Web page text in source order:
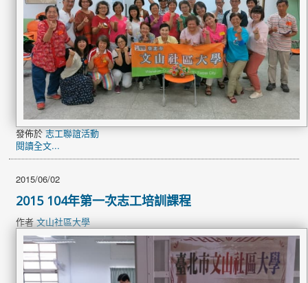
發佈於 志工聯誼活動
閱讀全文...
2015/06/02
2015 104年第一次志工培訓課程
作者文山社區大學